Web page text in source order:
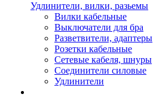
Удлинители, вилки, разьемы
Вилки кабельные
Выключатели для бра
Разветвители, адаптеры
Розетки кабельные
Сетевые кабеля, шнуры
Соединители силовые
Удлинители